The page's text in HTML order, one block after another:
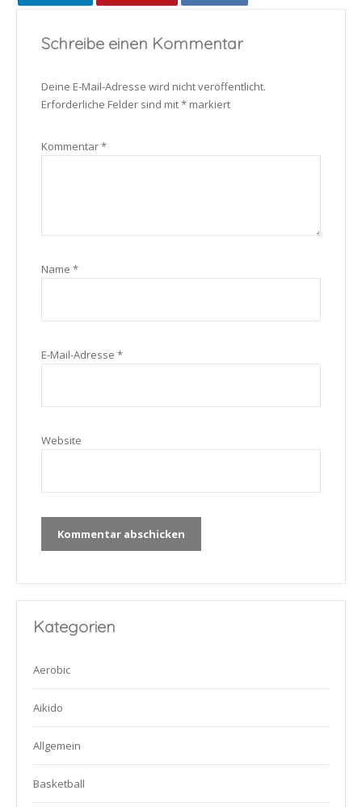
Schreibe einen Kommentar
Deine E-Mail-Adresse wird nicht veröffentlicht.
Erforderliche Felder sind mit* markiert
Kommentar*
Name *
E-Mail-Adresse *
Website
Kategorien
Aerobic
Aikido
Allgemein
Basketball